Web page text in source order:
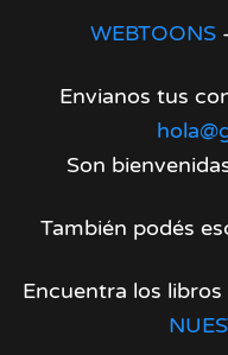
WEBTOONS-
Envianos tus
Son
También podés
Encuentra los